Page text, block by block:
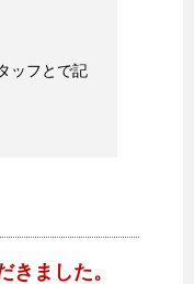
ッフとで記
ました。